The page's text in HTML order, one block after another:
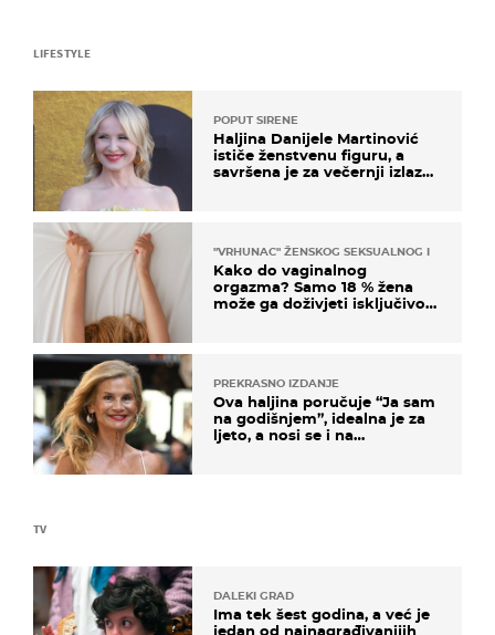
TV
DALEKI GRAD
Ima tek šest godina, a već je
jedan od najnagrađivanijih
LIFESTYLE
POPUT SIRENE
Haljina Danijele Martinović
ističe ženstvenu figuru, a
savršena je za večernji izlazak
"VRHUNAC" ŽENSKOG SEKSUALNOG ISKUSTVA
Kako do vaginalnog
orgazma? Samo 18 % žena
može ga doživjeti isključivo
PREKRASNO IZDANJE
Ova haljina poručuje “Ja sam
na godišnjem”, idealna je za
ljeto, a nosi se i na